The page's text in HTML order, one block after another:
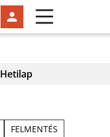
Hetilap
FELMENTÉS